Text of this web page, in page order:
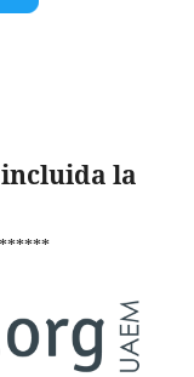
incluida la